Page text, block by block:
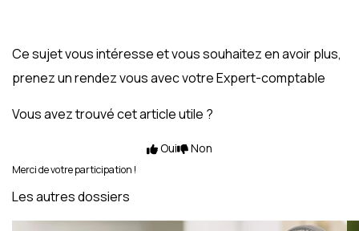
Ce sujet vous intéresse et vous souhaitez en avoir plus,
prenez un rendez vous avec votre Expert-comptable
Vous avez trouvé cet article utile ?
Oui Non
Merci de votre participation !
Les autres dossiers